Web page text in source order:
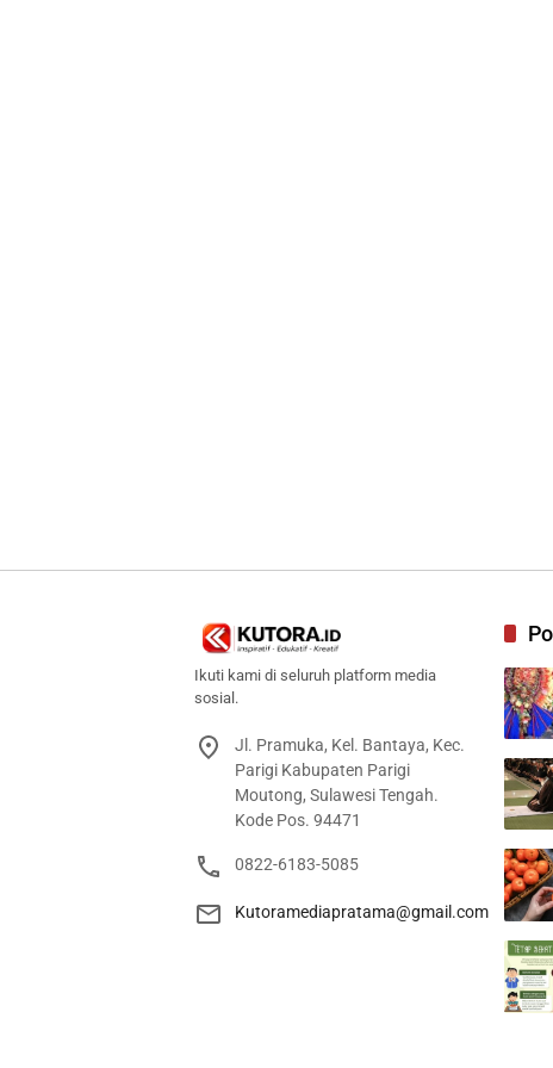
Ikuti kami di seluruh platform media
sosial.
Jl. Pramuka, Kel. Bantaya, Kec.
Parigi Kabupaten Parigi
Moutong, Sulawesi Tengah.
Kode Pos. 94471
0822-6183-5085
Kutoramediapratama@gmail.com